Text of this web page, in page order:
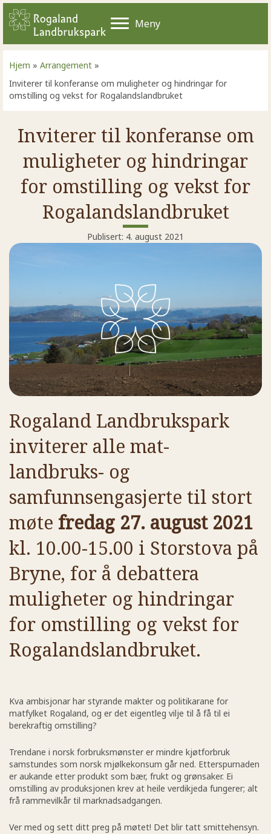
Meny
Hjem » Arrangement »
Inviterer til konferanse om muligheter og hindringar for
omstilling og vekst for Rogalandslandbruket
Inviterer til konferanse om
muligheter og hindringar
for omstilling og vekst for
Rogalandslandbruket
Publisert: 4. august 2021
Rogaland Landbrukspark
inviterer alle mat-
landbruks- og
samfunnsengasjerte til stort
møte fredag 27. august 2021
kl. 10.00-15.00 i Storstova på
Bryne, for å debattera
muligheter og hindringar
for omstilling og vekst for
Rogalandslandbruket.
Kva ambisjonar har styrande makter og politikarane for
matfylket Rogaland, og er det eigentleg vilje til å få til ei
berekraftig omstilling?
Trendane i norsk forbruksmønster er mindre kjøtforbruk
samstundes som norsk mjølkekonsum går ned. Etterspurnaden
er aukande etter produkt som bær, frukt og grønsaker. Ei
omstilling av produksjonen krev at heile verdikjeda fungerer; alt
frå rammevilkår til marknadsadgangen.
Ver med og sett ditt preg på møtet! Det blir tatt smittehensyn.